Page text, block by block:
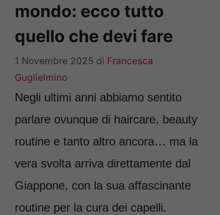
mondo: ecco tutto
quello che devi fare
1 Novembre 2025 di Francesca
Guglielmino
Negli ultimi anni abbiamo sentito
parlare ovunque di haircare, beauty
routine e tanto altro ancora… ma la
vera svolta arriva direttamente dal
Giappone, con la sua affascinante
routine per la cura dei capelli.